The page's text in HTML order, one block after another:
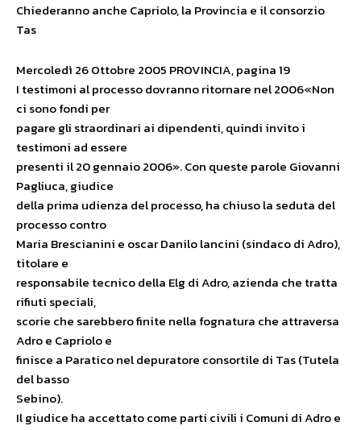
Chiederanno anche Capriolo, la Provincia e il consorzio
Tas
Mercoledì 26 Ottobre 2005 PROVINCIA, pagina 19
I testimoni al processo dovranno ritornare nel 2006«Non
ci sono fondi per
pagare gli straordinari ai dipendenti, quindi invito i
testimoni ad essere
presenti il 20 gennaio 2006». Con queste parole Giovanni
Pagliuca, giudice
della prima udienza del processo, ha chiuso la seduta del
processo contro
Maria Brescianini e oscar Danilo lancini (sindaco di Adro),
titolare e
responsabile tecnico della Elg di Adro, azienda che tratta
rifiuti speciali,
scorie che sarebbero finite nella fognatura che attraversa
Adro e Capriolo e
finisce a Paratico nel depuratore consortile di Tas (Tutela
del basso
Sebino).
Il giudice ha accettato come parti civili i Comuni di Adro e